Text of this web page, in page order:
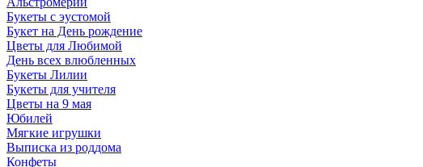
Букеты с эустомой
Букет на День рождение
Цветы для Любимой
День всех влюбленных
Букеты Лилии
Букеты для учителя
Цветы на 9 мая
Юбилей
Мягкие игрушки
Выписка из роддома
Конфеты